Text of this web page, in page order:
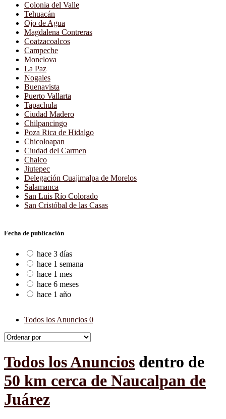
Colonia del Valle
Tehuacán
Ojo de Agua
Magdalena Contreras
Coatzacoalcos
Campeche
Monclova
La Paz
Nogales
Buenavista
Puerto Vallarta
Tapachula
Ciudad Madero
Chilpancingo
Poza Rica de Hidalgo
Chicoloapan
Ciudad del Carmen
Chalco
Jiutepec
Delegación Cuajimalpa de Morelos
Salamanca
San Luis Río Colorado
San Cristóbal de las Casas
Fecha de publicación
hace 3 días
hace 1 semana
hace 1 mes
hace 6 meses
hace 1 año
Todos los Anuncios 0
Todos los Anuncios dentro de
50 km cerca de Naucalpan de
Juárez